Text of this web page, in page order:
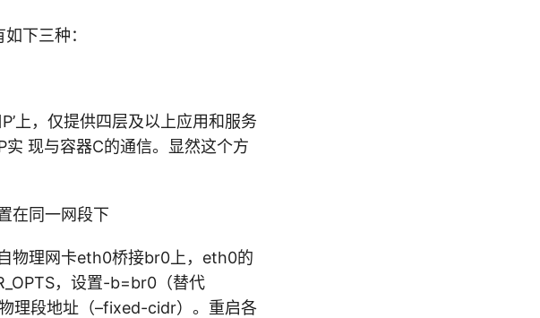
下三种：
上，仅提供四层及以上应用和服务
现与容器C的通信。显然这个方
在同一网段下
物理网卡eth0桥接br0上，eth0的
，设置-b=br0（替代
理段地址（–fixed-cidr）。重启各